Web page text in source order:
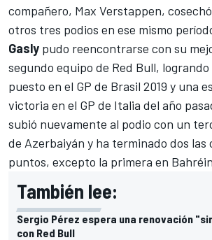
compañero, Max Verstappen,
otros tres podios en ese mismo
Gasly pudo reencontrarse con su
segundo equipo de Red Bull,
puesto en el GP de Brasil 2019 y una
victoria en el GP de Italia del año
subió nuevamente al podio con un
de Azerbaiyán y ha terminado dos las
puntos, excepto la primera en
También lee:
Sergio Pérez espera una renovación
con Red Bull